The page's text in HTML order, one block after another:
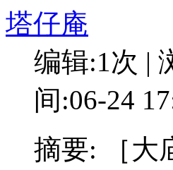
塔仔庵
编辑:1次 |
间:06-24
摘要: ［大